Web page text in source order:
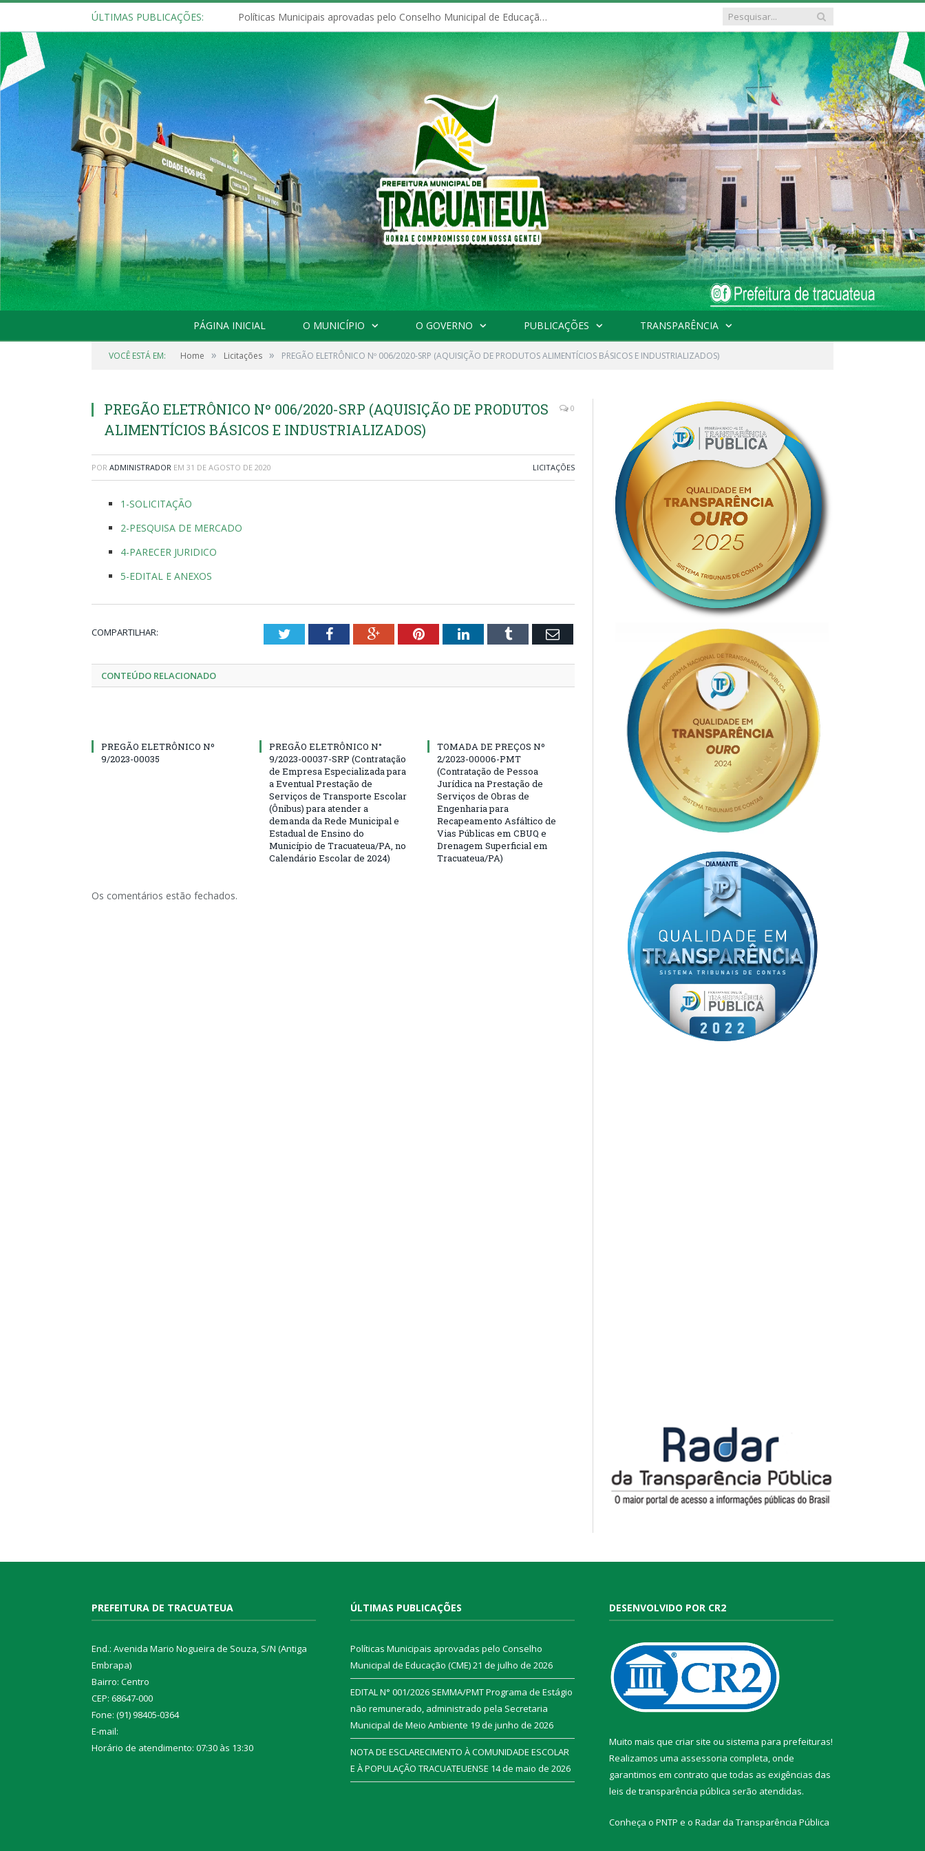
ÚLTIMAS PUBLICAÇÕES: Políticas Municipais aprovadas pelo Conselho Municipal de Educação (CME)
PÁGINA INICIAL O MUNICÍPIO O GOVERNO PUBLICAÇÕES TRANSPARÊNCIA
VOCÊ ESTÁ EM: Home » Licitações » PREGÃO ELETRÔNICO Nº 006/2020-SRP (AQUISIÇÃO DE PRODUTOS ALIMENTÍCIOS BÁSICOS E INDUSTRIALIZADOS)
PREGÃO ELETRÔNICO Nº 006/2020-SRP (AQUISIÇÃO DE PRODUTOS
ALIMENTÍCIOS BÁSICOS E INDUSTRIALIZADOS)
0
POR ADMINISTRADOR EM 31 DE AGOSTO DE 2020 LICITAÇÕES
1-SOLICITAÇÃO
2-PESQUISA DE MERCADO
4-PARECER JURIDICO
5-EDITAL E ANEXOS
COMPARTILHAR: TwitterFacebookGoogle+PinterestLinkedInTumblr Email
CONTEÚDO RELACIONADO
PREGÃO ELETRÔNICO Nº
9/2023-00035
PREGÃO ELETRÔNICO N°
9/2023-00037-SRP (Contratação
de Empresa Especializada para
a Eventual Prestação de
Serviços de Transporte Escolar
(Ônibus) para atender a
demanda da Rede Municipal e
Estadual de Ensino do
Município de Tracuateua/PA, no
Calendário Escolar de 2024)
TOMADA DE PREÇOS Nº
2/2023-00006-PMT
(Contratação de Pessoa
Jurídica na Prestação de
Serviços de Obras de
Engenharia para
Recapeamento Asfáltico de
Vias Públicas em CBUQ e
Drenagem Superficial em
Tracuateua/PA)
Os comentários estão fechados.
PREFEITURA DE TRACUATEUA
End.: Avenida Mario Nogueira de Souza, S/N (Antiga
Embrapa)
Bairro: Centro
CEP: 68647-000
Fone: (91) 98405-0364
E-mail:
Horário de atendimento: 07:30 às 13:30
ÚLTIMAS PUBLICAÇÕES
Políticas Municipais aprovadas pelo Conselho
Municipal de Educação (CME)21 de julho de 2026
EDITAL N° 001/2026 SEMMA/PMT Programa de Estágio
não remunerado, administrado pela Secretaria
Municipal de Meio Ambiente 19 de junho de 2026
NOTA DE ESCLARECIMENTO À COMUNIDADE ESCOLAR
E À POPULAÇÃO TRACUATEUENSE 14 de maio de 2026
DESENVOLVIDO POR CR2
Muito mais que criar site ou sistema para prefeituras!
Realizamos uma assessoria completa, onde
garantimos em contrato que todas as exigências das
leis de transparência pública serão atendidas.
Conheça o PNTP e o Radar da Transparência Pública